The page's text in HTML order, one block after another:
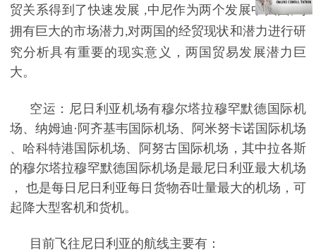
贸关系得到了快速发展 ,中尼作为两个发展中大国,均
拥有巨大的市场潜力,对两国的经贸现状和潜力进行研
究分析具有重要的现实意义，两国贸易发展潜力巨
大。
空运：尼日利亚机场有穆尔塔拉穆罕默德国际机
场、 纳姆迪 · 阿齐基韦国际机场、 阿米努卡诺国际机场
、 哈科特港国际机场、 阿努古国际机场 ， 其中拉各斯
的穆尔塔拉穆罕默德国际机场是最尼日利亚最大机场
，
也是每日尼日利亚每日货物吞吐量最大的机场 ，可
起降大型客机和货机。
目前飞往尼日利亚的航线主要有 ：